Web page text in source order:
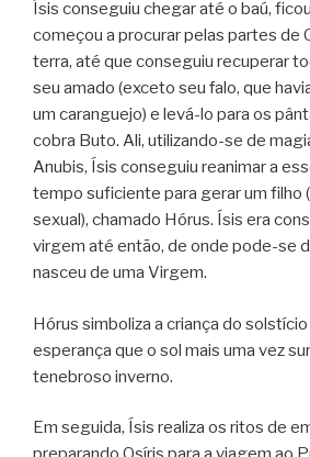
Ísis conseguiu chegar até o baú,
começou a procurar pelas partes de
terra, até que conseguiu recuperar
seu amado (exceto seu falo, que
um caranguejo) e levá-lo para os
cobra Buto. Ali, utilizando-se de
Anubis, Ísis conseguiu reanimar a
tempo suficiente para gerar um filho
sexual), chamado Hórus. Ísis era
virgem até então, de onde pode-se
nasceu de uma Virgem.
Hórus simboliza a criança do
esperança que o sol mais uma vez
tenebroso inverno.
Em seguida, Ísis realiza os ritos de